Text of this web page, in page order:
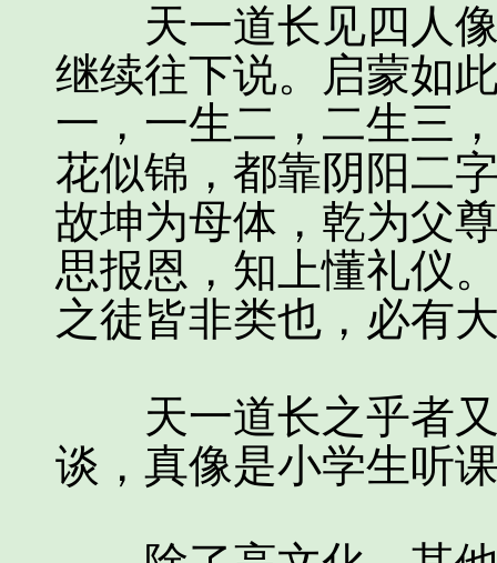
天一道长见四人像
继续往下说。启蒙如
一，一生二，二生三
花似锦，都靠阴阳二
故坤为母体，乾为父
思报恩，知上懂礼仪
之徒皆非类也，必有
天一道长之乎者又
谈，真像是小学生听